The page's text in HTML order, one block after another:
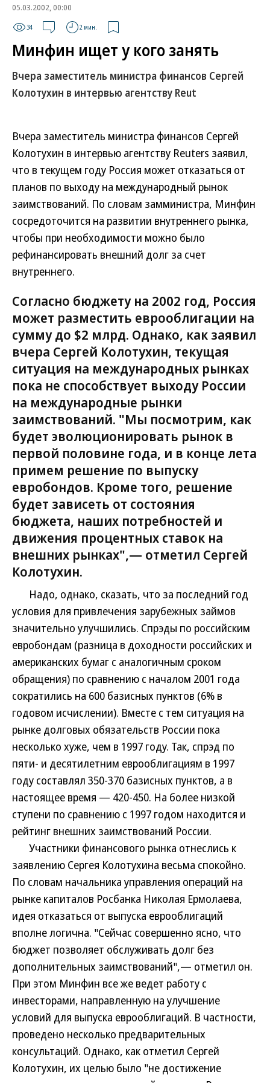
05.03.2002, 00:00
34 2 мин.
Минфин ищет у кого занять
Вчера заместитель министра финансов Сергей
Колотухин в интервью агентству Reut
Вчера заместитель министра финансов Сергей
Колотухин в интервью агентству Reuters заявил,
что в текущем году Россия может отказаться от
планов по выходу на международный рынок
заимствований. По словам замминистра, Минфин
сосредоточится на развитии внутреннего рынка,
чтобы при необходимости можно было
рефинансировать внешний долг за счет
внутреннего.
Согласно бюджету на 2002 год, Россия
может разместить еврооблигации на
сумму до $2 млрд. Однако, как заявил
вчера Сергей Колотухин, текущая
ситуация на международных рынках
пока не способствует выходу России
на международные рынки
заимствований. "Мы посмотрим, как
будет эволюционировать рынок в
первой половине года, и в конце лета
примем решение по выпуску
евробондов. Кроме того, решение
будет зависеть от состояния
бюджета, наших потребностей и
движения процентных ставок на
внешних рынках",— отметил Сергей
Колотухин.
Надо, однако, сказать, что за последний год
условия для привлечения зарубежных займов
значительно улучшились. Спрэды по российским
евробондам (разница в доходности российских и
американских бумаг с аналогичным сроком
обращения) по сравнению с началом 2001 года
сократились на 600 базисных пунктов (6% в
годовом исчислении). Вместе с тем ситуация на
рынке долговых обязательств России пока
несколько хуже, чем в 1997 году. Так, спрэд по
пяти- и десятилетним еврооблигациям в 1997
году составлял 350-370 базисных пунктов, а в
настоящее время — 420-450. На более низкой
ступени по сравнению с 1997 годом находится и
рейтинг внешних заимствований России.
Участники финансового рынка отнеслись к
заявлению Сергея Колотухина весьма спокойно.
По словам начальника управления операций на
рынке капиталов Росбанка Николая Ермолаева,
идея отказаться от выпуска еврооблигаций
вполне логична. "Сейчас совершенно ясно, что
бюджет позволяет обслуживать долг без
дополнительных заимствований",— отметил он.
При этом Минфин все же ведет работу с
инвесторами, направленную на улучшение
условий для выпуска еврооблигаций. В частности,
проведено несколько предварительных
консультаций. Однако, как отметил Сергей
Колотухин, их целью было "не достижение